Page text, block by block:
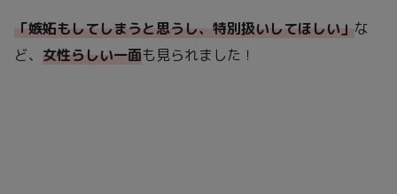
「嫉妬もしてしまうと思うし、特別扱いしてほしい」 な
ど、 女性らしい一面も見られました！